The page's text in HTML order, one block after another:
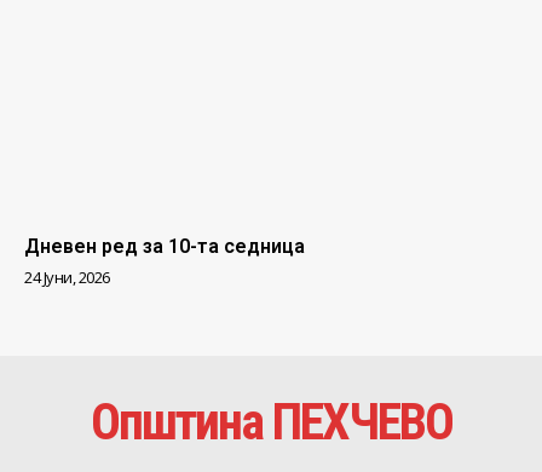
Дневен ред за 10-та седница
24 Јуни, 2026
Општина ПЕХЧЕВО